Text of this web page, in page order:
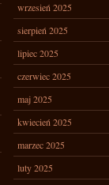
wrzesień 2025
sierpień 2025
lipiec 2025
czerwiec 2025
maj 2025
kwiecień 2025
marzec 2025
luty 2025